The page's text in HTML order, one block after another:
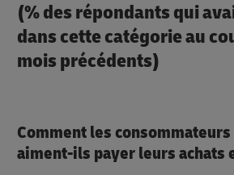
(% des répondants qui
dans cette catégorie au
mois précédents)
Comment les
aiment-ils payer leurs achats